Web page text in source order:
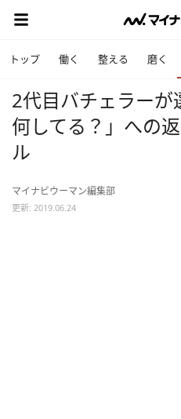
トップ 働く 整える 磨く
2代目バチェラー
何してる？」への
ル
マイナビウーマン編集部
更新: 2019.06.24